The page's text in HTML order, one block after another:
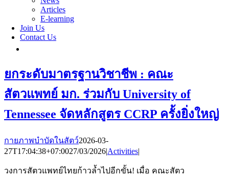
Articles
E-learning
Join Us
Contact Us
ยกระดับมาตรฐานวิชาชีพ : คณะ
สัตวแพทย์ มก. ร่วมกับ University of
Tennessee จัดหลักสูตร CCRP ครั้งยิ่งใหญ่
กายภาพบำบัดในสัตว์2026-03-
27T17:04:38+07:0027/03/2026|Activities|
วงการสัตวแพทย์ไทยก้าวล้ำไปอีกขั้น! เมื่อ คณะสัตว